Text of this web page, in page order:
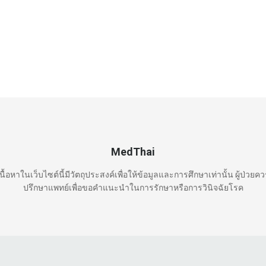
MedThai
อหาในเว็บไซต์นี้มีวัตถุประสงค์เพื่อให้ข้อมูลและการศึกษาเท่านั้น ผู้ป่วยค
ปรึกษาแพทย์เพื่อขอคำแนะนำในการรักษาหรือการวินิจฉัยโรค